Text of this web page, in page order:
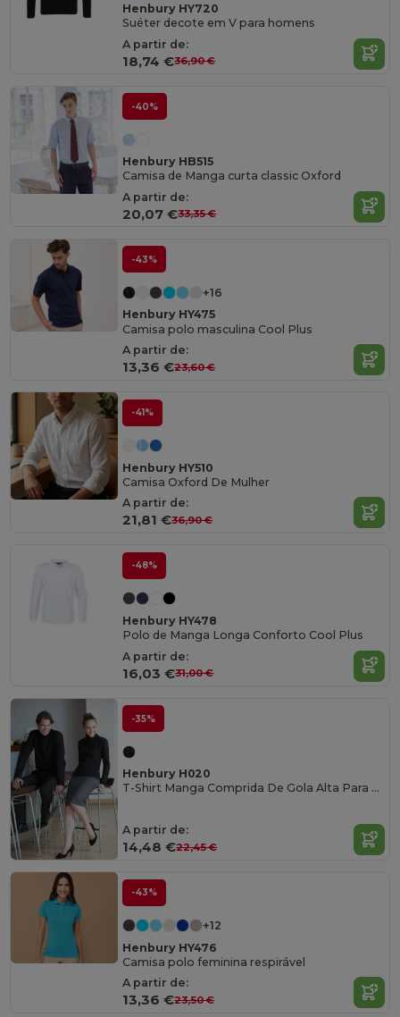
Henbury HY720
Suéter decote em V para homens
A partir de:
18,74 €36,90 €
-40%
Henbury HB515
Camisa de Manga curta classic Oxford
A partir de:
20,07 €33,35 €
-43%
+16
Henbury HY475
Camisa polo masculina Cool Plus
A partir de:
13,36 €23,60 €
-41%
Henbury HY510
Camisa Oxford De Mulher
A partir de:
21,81 €36,90 €
-48%
Henbury HY478
Polo de Manga Longa Conforto Cool Plus
A partir de:
16,03 €31,00 €
-35%
Henbury H020
T-Shirt Manga Comprida De Gola Alta Para Homem
A partir de:
14,48 €22,45 €
-43%
+12
Henbury HY476
Camisa polo feminina respirável
A partir de:
13,36 €23,50 €